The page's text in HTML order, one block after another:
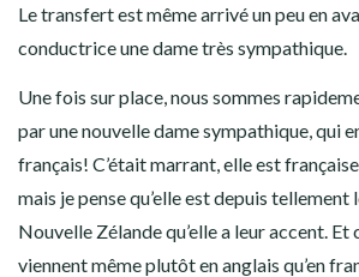
Le transfert est même arrivé un peu en
conductrice une dame très sympathique.
Une fois sur place, nous sommes
par une nouvelle dame sympathique, qui
français! C’était marrant, elle est
mais je pense qu’elle est depuis tellement
Nouvelle Zélande qu’elle a leur accent.
viennent même plutôt en anglais qu’en